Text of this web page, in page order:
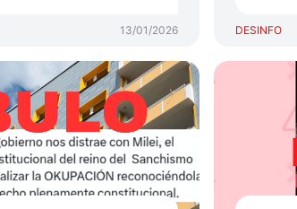
13/01/2026 DESINFO